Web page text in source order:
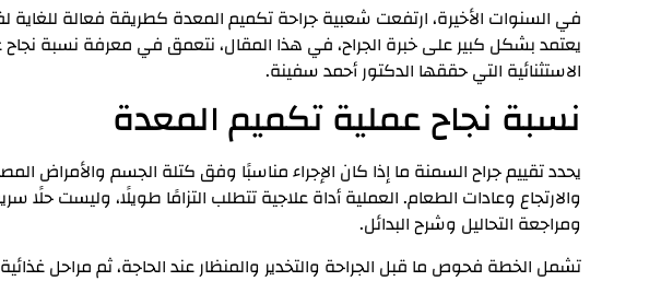
في السنوات الأخيرة،ارتفعت شعبية جراحة تكميم المعدة كطريقة فعالة للغاية
يعتمد بشكل كبير على خبرة الجراح، في هذا المقال، نتعمق في معرفة نسبة نجاح
الاستثنائية التي حققها الدكتور أحمد سفينة.
نسبة نجاح عملية تكميم المعدة
يحدد تقييم جراح السمنة ما إذا كان الإجراء مناسبًا وفق كتلة الجسم والأمراض
والارتجاع وعادات الطعام. العملية أداة علاجية تتطلب التزامًا طويلًا، وليست حلًا
ومراجعة التحاليل وشرح البدائل.
تشمل الخطة فحوص ما قبل الجراحة والتخدير والمنظار عند الحاجة، ثم مراحل